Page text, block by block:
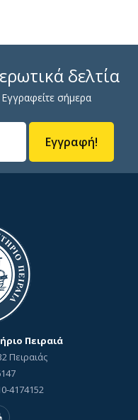
δελτία
σήμερα
Εγγραφή!
Πειραιά
Πειραιάς
4174152